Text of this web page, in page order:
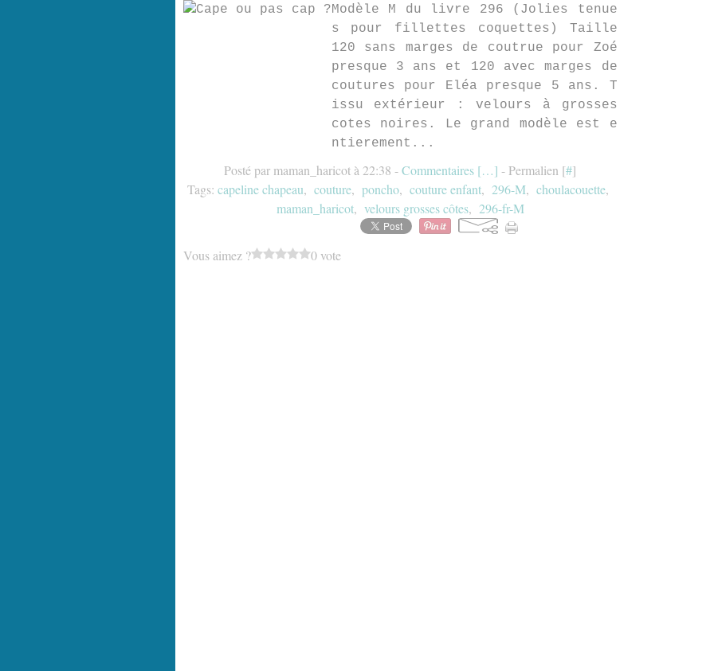
Modèle M du livre 296 (Jolies tenue
s pour fillettes coquettes) Taille
120 sans marges de coutrue pour Zoé
presque 3 ans et 120 avec marges de
coutures pour Eléa presque 5 ans. T
issu extérieur : velours à grosses
cotes noires. Le grand modèle est e
ntierement...
Posté par maman_haricot à 22:38 -Commentaires […] - Permalien [#]
Tags: capeline chapeau, couture, poncho, couture enfant, 296-M, choulacouette,
maman_haricot, velours grosses côtes, 296-fr-M
Vous aimez ? 0 vote